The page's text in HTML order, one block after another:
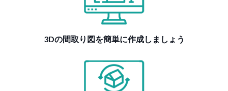
3Dの間取り図を簡単に作成しましょう